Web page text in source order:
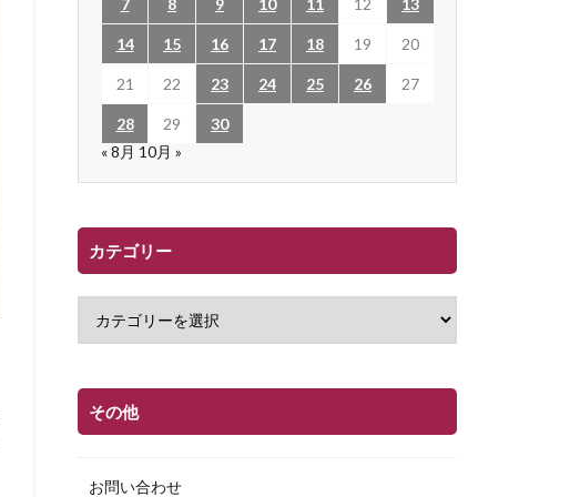
7 8 9 10 11 12 13
14 15 16 17 18 19 20
21 22 23 24 25 26 27
28 29
30
« 8月 10月 »
カテゴリー
その他
お問い合わせ